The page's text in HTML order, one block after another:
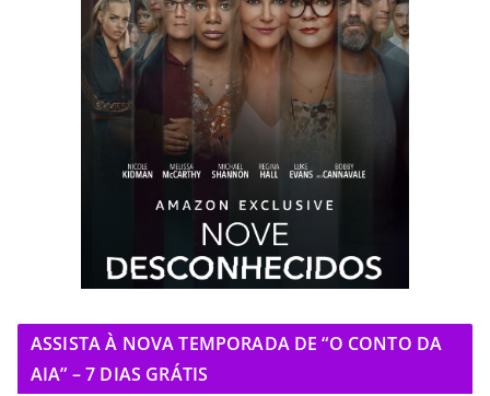
ASSISTA À NOVA TEMPORADA DE “O CONTO DA
AIA” – 7 DIAS GRÁTIS